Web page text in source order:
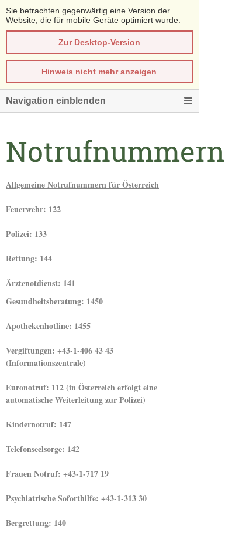
Sie betrachten gegenwärtig eine Version der
Website, die für mobile Geräte optimiert wurde.
Zur Desktop-Version
Hinweis nicht mehr anzeigen
Navigation einblenden
Notrufnummern
Allgemeine Notrufnummern für Österreich
Feuerwehr: 122
Polizei: 133
Rettung: 144
Ärztenotdienst: 141
Gesundheitsberatung: 1450
Apothekenhotline: 1455
Vergiftungen: +43-1-406 43 43
(Informationszentrale)
Euronotruf: 112 (in Österreich erfolgt eine
automatische Weiterleitung zur Polizei)
Kindernotruf: 147
Telefonseelsorge: 142
Frauen Notruf: +43-1-717 19
Psychiatrische Soforthilfe: +43-1-313 30
Bergrettung: 140